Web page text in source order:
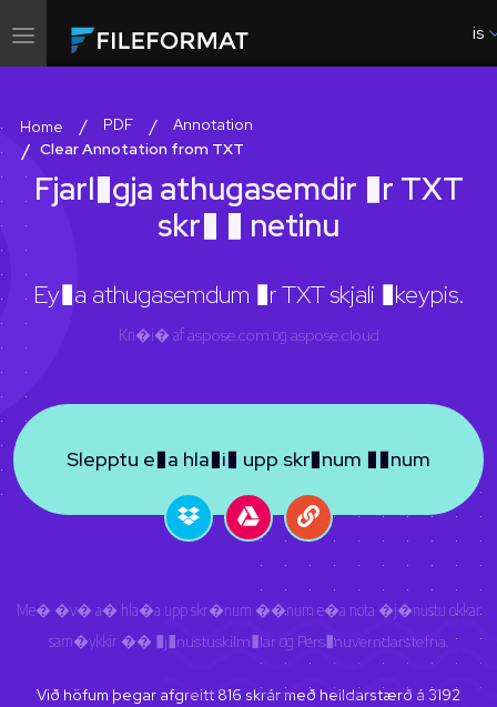
Skiptu
um
is
Home PDF
Annotation
Clear Annotation from TXT
Fjarl�gja athugasemdir �r TXT
skr� � netinu
Ey�a athugasemdum �r TXT skjali �keypis.
Kn�i� afaspose.com og aspose.cloud
Slepptu e�a hla�i� upp skr�num ��num
Me� �v� a� hla�a upp skr�num ��num e�a nota �j�nustu okkar
sam�ykkir ��
�j�nustuskilm�lar og Pers�nuverndarstefna
Við höfum þegar afgreitt 816 skrár með heildarstærð á 3192